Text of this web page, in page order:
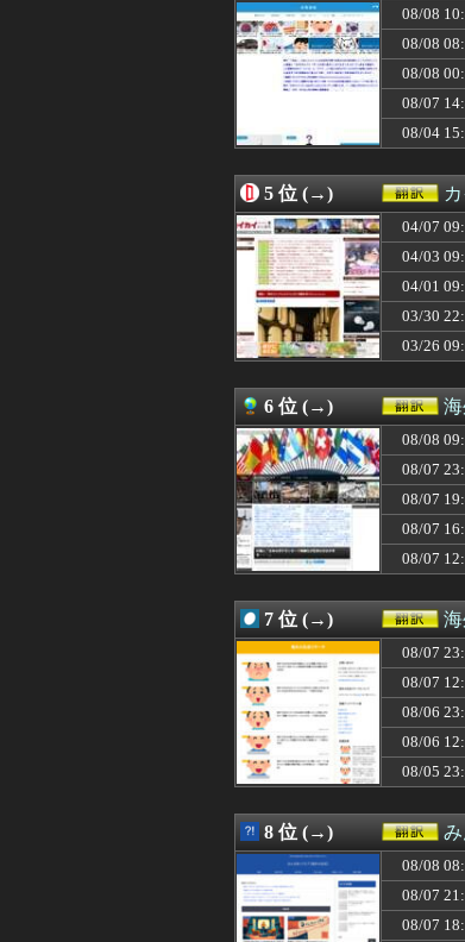
08/08 06:50
小泉防
08/08 06:30
【海外
08/08 06:30
韓国の
08/08 06:23
海外「
08/08 06:21
韓国人
韓国人
08/08 05:20
【海外
08/08 04:00
韓国人
08/08 03:00
海外10
08/08 01:02
海外「
08/08 01:00
【ドイ
08/08 00:48
【海外
08/08 00:45
韓国人
08/08 00:42
海外「
08/08 00:31
韓国人
08/08 00:00
#韓国
08/07 23:40
海外「
08/07 23:35
アメリ
08/07 23:32
AIがウ
08/07 23:10
日本の
08/07 23:00
【衝撃
08/07 23:00
海外「
08/07 22:42
海外「
08/07 22:32
吉田が
08/07 22:28
粋じゃ
08/07 22:18
【海外
08/07 22:01
海外の
08/07 22:00
海外「
08/07 22:00
海外「
08/07 21:39
大谷翔
08/07 21:35
外国人
08/07 21:35
韓国人
08/07 21:32
引退後
08/07 21:31
韓国人
08/07 21:21
海外「
08/07 21:10
海外「
08/07 21:01
【海外
08/07 21:00
【海外
08/07 21:00
【世界
08/07 21:00
「君は
08/08
08/08
08/08
08/07
08/04
5 位 (→)
04/07
04/03
04/01
03/30
03/26
6 位 (→)
08/08
08/07
08/07
08/07
08/07
7 位 (→)
08/07
08/07
08/06
08/06
08/05
8 位 (→)
08/08
08/07
08/07